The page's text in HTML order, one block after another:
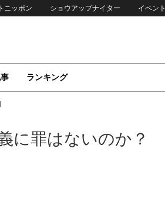
ニッポン ショウアップナイター イベント
ランキング
に罪はないのか？